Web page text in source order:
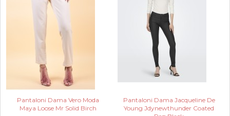
Pantaloni Dama Vero Moda
Maya Loose Mr Solid Birch
Pantaloni Dama Jacqueline De
Young Jdynewthunder Coated